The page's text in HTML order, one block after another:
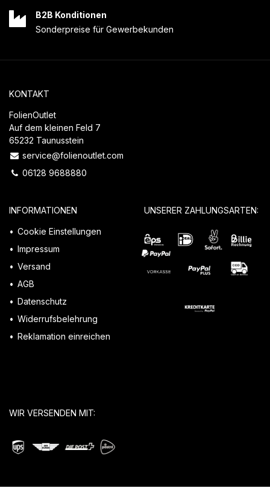
B2B Konditionen
Sonderpreise für Gewerbekunden
KONTAKT
FolienOutlet
Auf dem kleinen Feld 7
65232 Taunusstein
service@folienoutlet.com
06128 9688880
INFORMATIONEN
Cookie Einstellungen
Impressum
Versand
AGB
Datenschutz
Widerrufsbelehrung
Reklamation einreichen
UNSERER ZAHLUNGSARTEN:
WIR VERSENDEN MIT: